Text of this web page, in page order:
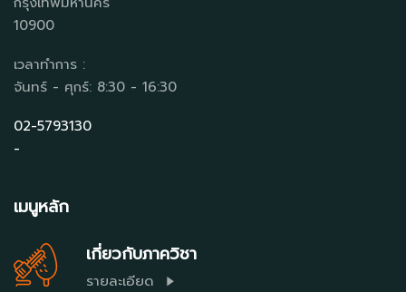
10900
เวลาทำการ :
จันทร์ - ศุกร์: 8:30 - 16:30
02-5793130
-
เมนูหลัก
เกี่ยวกับภาควิชา
รายละเอียด